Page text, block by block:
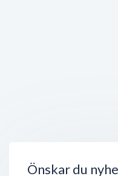
Önskar du